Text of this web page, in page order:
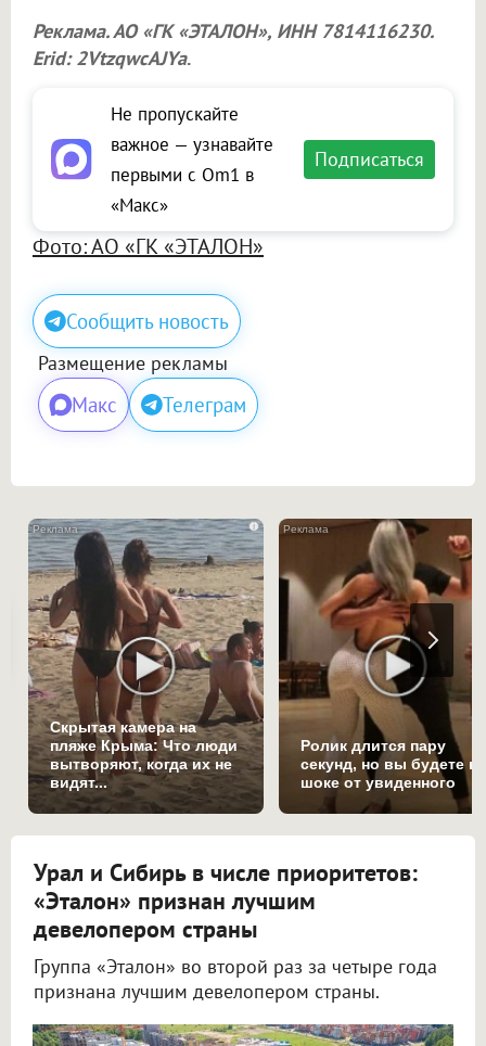
Реклама. АО «ГК «ЭТАЛОН», ИНН 7814116230.
Erid: 2VtzqwcAJYa.
Не пропускайте
важное — узнавайте
первыми с Om1 в
«Макс»
Подписаться
Фото: АО «ГК «ЭТАЛОН»
Сообщить новость
Размещение рекламы
Макс Телеграм
i
Скрытая камера на
пляже Крыма: Что люди
вытворяют, когда их не
видят...
Ролик длится пару
секунд, но вы будете в
шоке от увиденного
Урал и Сибирь в числе приоритетов:
«Эталон» признан лучшим
девелопером страны
Группа «Эталон» во второй раз за четыре года
признана лучшим девелопером страны.